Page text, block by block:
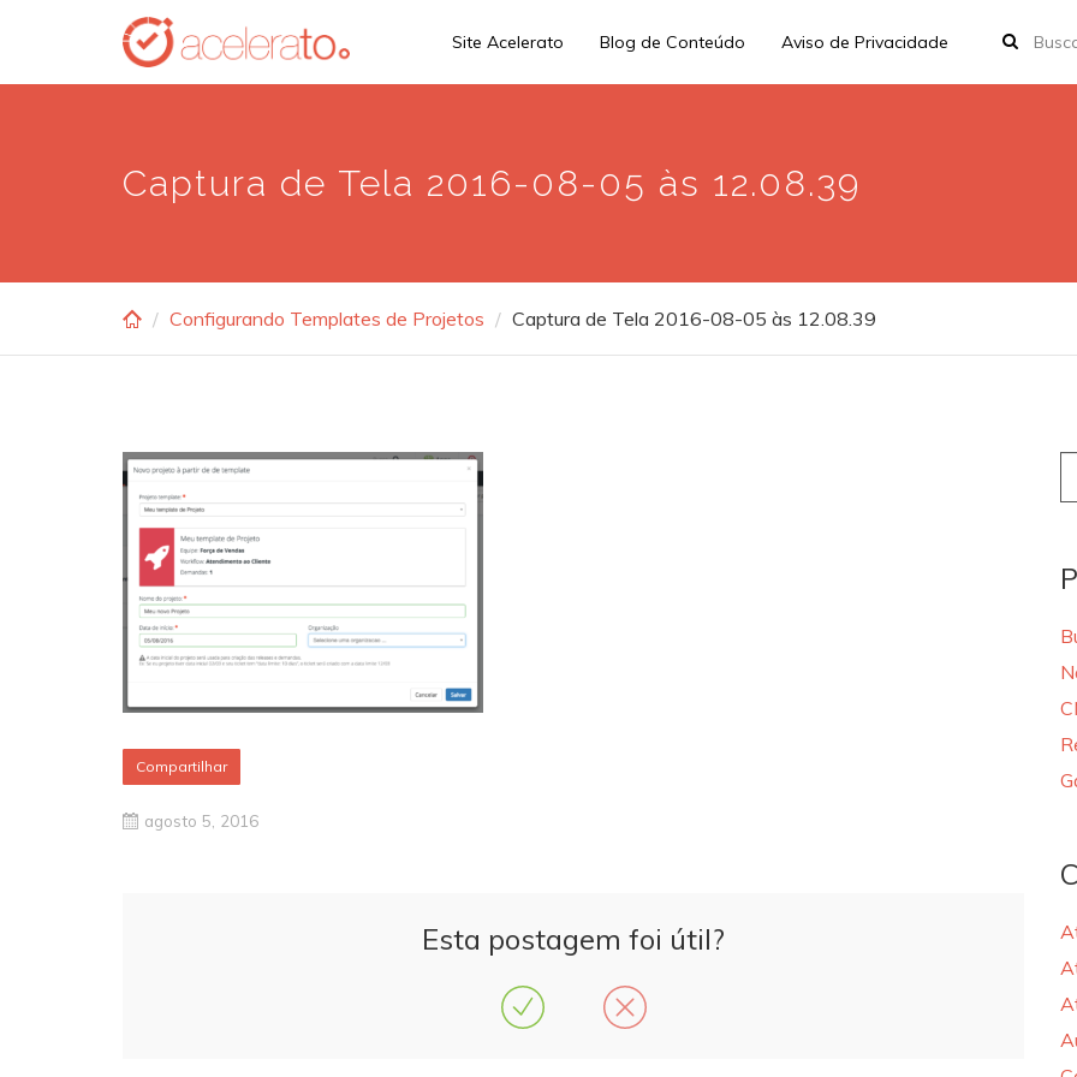
main
Site Acelerato Blog de Conteúdo Aviso de Privacidade
Captura de Tela 2016-08-05 às 12.08.39
Configurando Templates de Projetos Captura de Tela 2016-08-05 às 12.08.39
Compartilhar
agosto 5, 2016
Esta postagem foi útil?